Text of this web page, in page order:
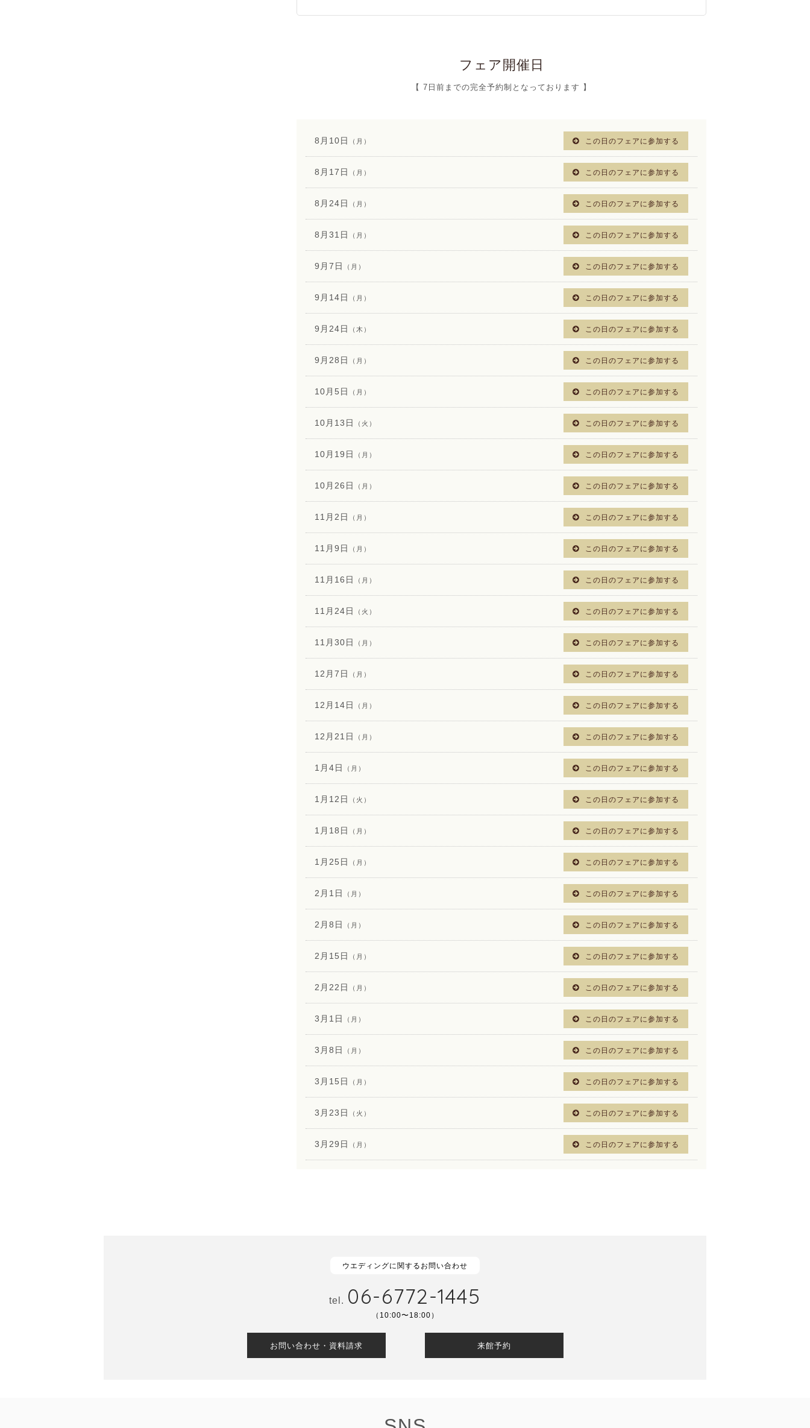
フェア開催日
【 7日前までの完全予約制となっております 】
8月10日 （月） この日のフェアに参加する
8月17日 （月） この日のフェアに参加する
8月24日 （月） この日のフェアに参加する
8月31日 （月） この日のフェアに参加する
9月7日 （月） この日のフェアに参加する
9月14日 （月） この日のフェアに参加する
9月24日 （木） この日のフェアに参加する
9月28日 （月） この日のフェアに参加する
10月5日 （月） この日のフェアに参加する
10月13日 （火） この日のフェアに参加する
10月19日 （月） この日のフェアに参加する
10月26日 （月） この日のフェアに参加する
11月2日 （月） この日のフェアに参加する
11月9日 （月） この日のフェアに参加する
11月16日 （月） この日のフェアに参加する
11月24日 （火） この日のフェアに参加する
11月30日 （月） この日のフェアに参加する
12月7日 （月） この日のフェアに参加する
12月14日 （月） この日のフェアに参加する
12月21日 （月） この日のフェアに参加する
1月4日 （月） この日のフェアに参加する
1月12日 （火） この日のフェアに参加する
1月18日 （月） この日のフェアに参加する
1月25日 （月） この日のフェアに参加する
2月1日 （月） この日のフェアに参加する
2月8日 （月） この日のフェアに参加する
2月15日 （月） この日のフェアに参加する
2月22日 （月） この日のフェアに参加する
3月1日 （月） この日のフェアに参加する
3月8日 （月） この日のフェアに参加する
3月15日 （月） この日のフェアに参加する
3月23日 （火） この日のフェアに参加する
3月29日 （月） この日のフェアに参加する
ウエディングに関するお問い合わせ
tel. 06-6772-1445
（10:00〜18:00）
お問い合わせ・資料請求 来館予約